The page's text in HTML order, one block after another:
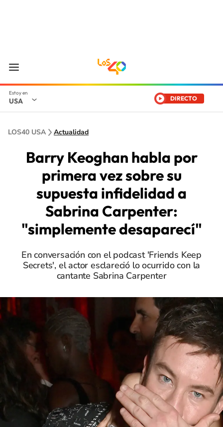
USA DIRECTO
LOS40 USA Actualidad
Barry Keoghan habla por
primera vez sobre su
supuesta infidelidad a
Sabrina Carpenter:
"simplemente desaparecí"
En conversación con el podcast 'Friends Keep
Secrets', el actor esclareció lo ocurrido con la
cantante Sabrina Carpenter